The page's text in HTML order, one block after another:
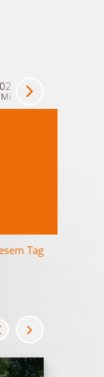
02
Mi
03
Do
Tag